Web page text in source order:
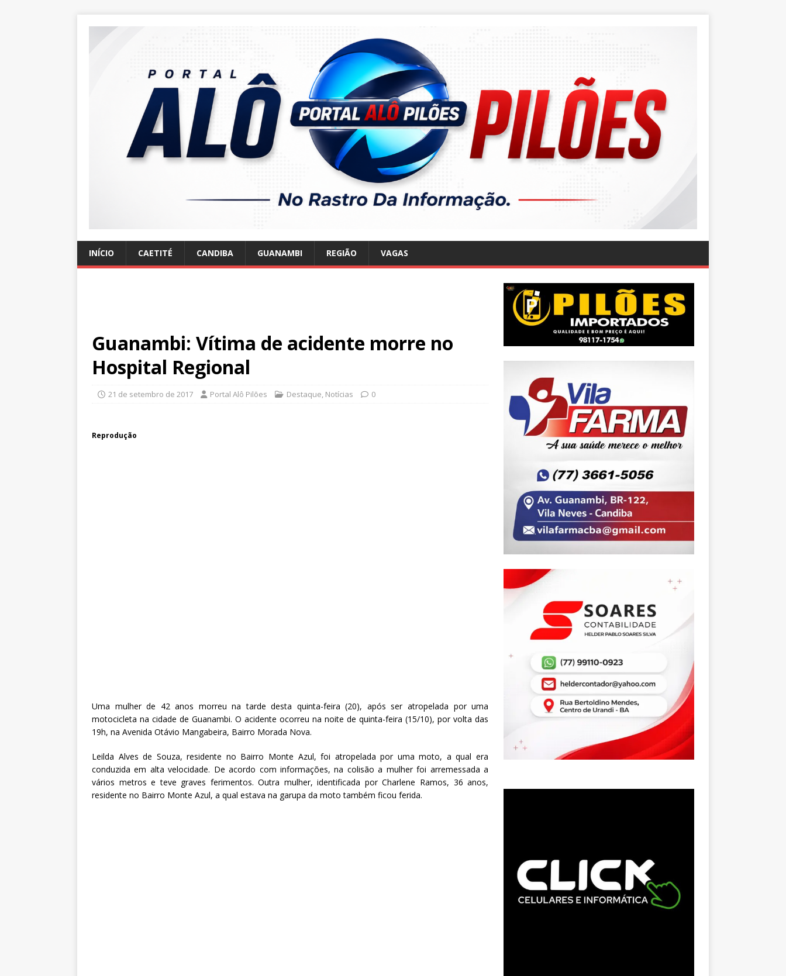
INÍCIO CAETITÉ CANDIBA GUANAMBI REGIÃO VAGAS
Guanambi: Vítima de acidente morre no
Hospital Regional
21 de setembro de 2017 Portal Alô Pilões Destaque, Notícias 0
Reprodução
Uma mulher de 42 anos morreu na tarde desta quinta-feira (20), após ser atropelada por uma
motocicleta na cidade de Guanambi. O acidente ocorreu na noite de quinta-feira (15/10), por volta das
19h, na Avenida Otávio Mangabeira, Bairro Morada Nova.
Leilda Alves de Souza, residente no Bairro Monte Azul, foi atropelada por uma moto, a qual era
conduzida em alta velocidade. De acordo com informações, na colisão a mulher foi arremessada a
vários metros e teve graves ferimentos. Outra mulher, identificada por Charlene Ramos, 36 anos,
residente no Bairro Monte Azul, a qual estava na garupa da moto também ficou ferida.